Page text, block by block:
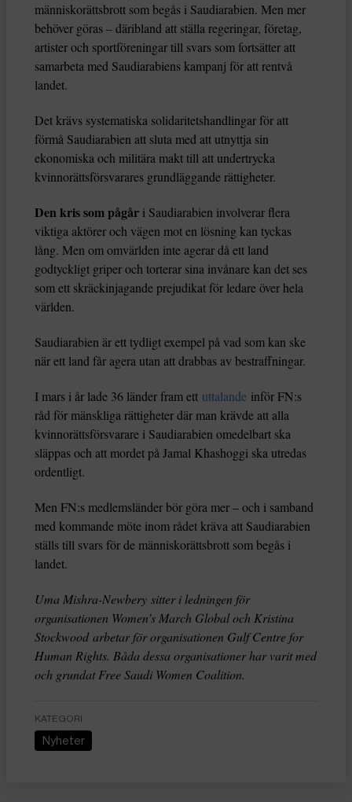
människorättsbrott som begås i Saudiarabien. Men mer
behöver göras – däribland att ställa regeringar, företag,
artister och sportföreningar till svars som fortsätter att
samarbeta med Saudiarabiens kampanj för att rentvå
landet.
Det krävs systematiska solidaritetshandlingar för att
förmå Saudiarabien att sluta med att utnyttja sin
ekonomiska och militära makt till att undertrycka
kvinnorättsförsvarares grundläggande rättigheter.
Den kris som pågår i Saudiarabien involverar flera
viktiga aktörer och vägen mot en lösning kan tyckas
lång. Men om omvärlden inte agerar då ett land
godtyckligt griper och torterar sina invånare kan det ses
som ett skräckinjagande prejudikat för ledare över hela
världen.
Saudiarabien är ett tydligt exempel på vad som kan ske
när ett land får agera utan att drabbas av bestraffningar.
I mars i år lade 36 länder fram ett uttalande inför FN:s
råd för mänskliga rättigheter där man krävde att alla
kvinnorättsförsvarare i Saudiarabien omedelbart ska
släppas och att mordet på Jamal Khashoggi ska utredas
ordentligt.
Men FN:s medlemsländer bör göra mer – och i samband
med kommande möte inom rådet kräva att Saudiarabien
ställs till svars för de människorättsbrott som begås i
landet.
Uma Mishra-Newbery sitter i ledningen för
organisationen Women’s March Global och Kristina
Stockwood arbetar för organisationen Gulf Centre for
Human Rights. Båda dessa organisationer har varit med
och grundat Free Saudi Women Coalition.
KATEGORI
Nyheter